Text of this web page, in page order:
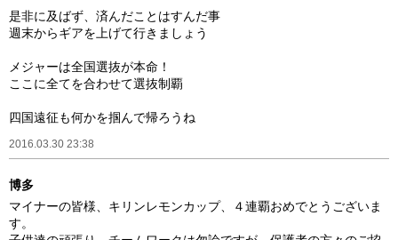
是非に及ばず、済んだことはすんだ事
週末からギアを上げて行きましょう
メジャーは全国選抜が本命！
ここに全てを合わせて選抜制覇
四国遠征も何かを掴んで帰ろうね
2016.03.30 23:38
博多
マイナーの皆様、キリンレモンカップ、４連覇おめでとうございま
す。